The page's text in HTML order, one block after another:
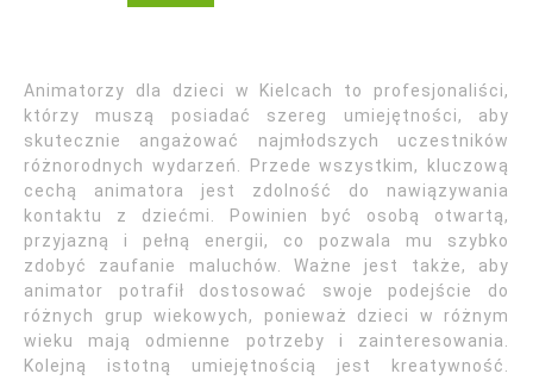
Animatorzy dla dzieci w Kielcach to profesjonaliści,
którzy muszą posiadać szereg umiejętności, aby
skutecznie angażować najmłodszych uczestników
różnorodnych wydarzeń. Przede wszystkim, kluczową
cechą animatora jest zdolność do nawiązywania
kontaktu z dziećmi. Powinien być osobą otwartą,
przyjazną i pełną energii, co pozwala mu szybko
zdobyć zaufanie maluchów. Ważne jest także, aby
animator potrafił dostosować swoje podejście do
różnych grup wiekowych, ponieważ dzieci w różnym
wieku mają odmienne potrzeby i zainteresowania.
Kolejną istotną umiejętnością jest kreatywność.